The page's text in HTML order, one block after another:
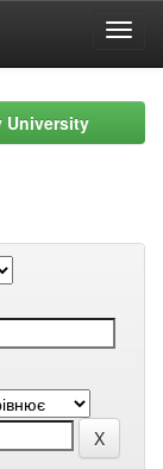
University